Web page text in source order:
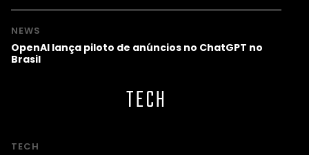
NEWS
OpenAI lança piloto de anúncios no ChatGPT no
Brasil
TECH
TECH